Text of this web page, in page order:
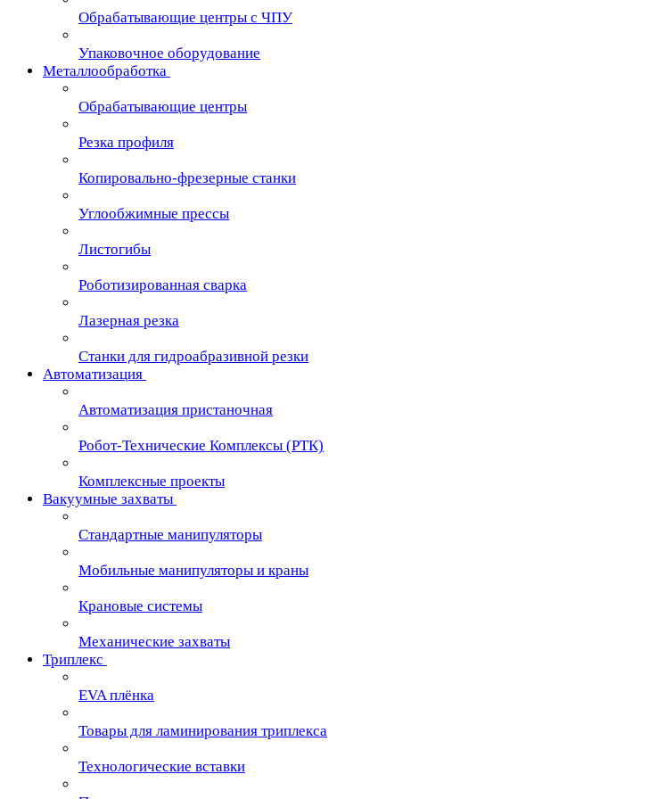
Обрабатывающие центры с ЧПУ
Упаковочное оборудование
Металлообработка
Обрабатывающие центры
Резка профиля
Копировально-фрезерные станки
Углообжимные прессы
Листогибы
Роботизированная сварка
Лазерная резка
Станки для гидроабразивной резки
Автоматизация
Автоматизация пристаночная
Робот-Технические Комплексы (РТК)
Комплексные проекты
Вакуумные захваты
Стандартные манипуляторы
Мобильные манипуляторы и краны
Крановые сиcтемы
Механические захваты
Триплекс
EVA плёнка
Товары для ламинирования триплекса
Технологические вставки